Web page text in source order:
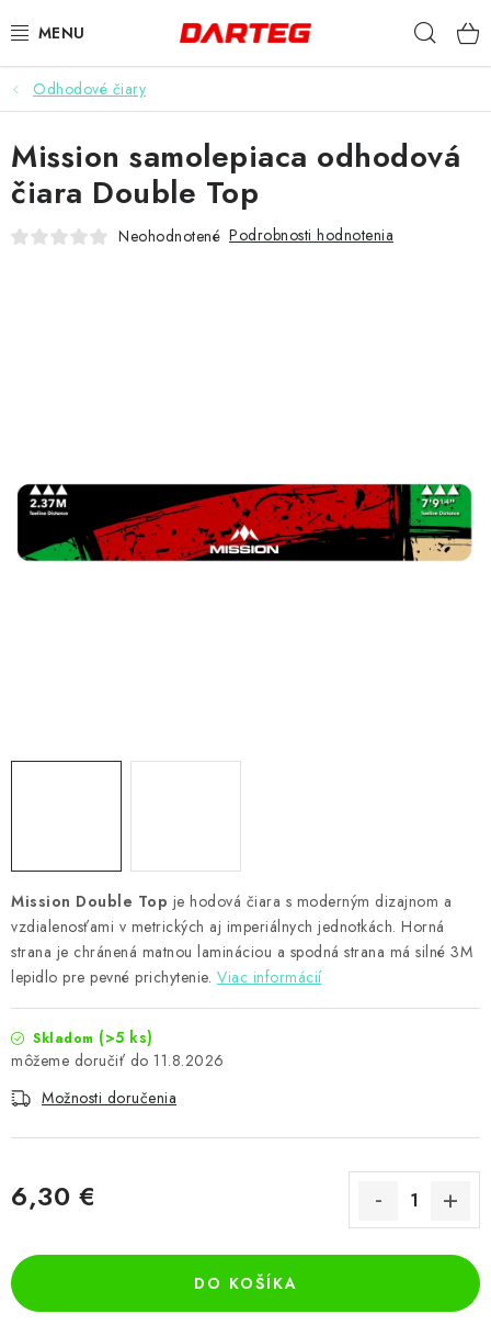
na
ŠÍPKY
TERČE
DOPLNKY K TERČU
PRÍSLUŠENSTVO
OBLEČENIE
Kontakty Hodnotenie obchodu
Odhodové čiary
Mission Double Top je hodová čiara s moderným dizajnom a
vzdialenosťami v metrických aj imperiálnych jednotkách. Horná
strana je chránená matnou lamináciou a spodná strana má silné 3M
lepidlo pre pevné prichytenie. Viac informácií
Skladom (>5 ks)
11.8.2026
Možnosti doručenia
6,30 €
DO KOŠÍKA
Mission samolepiaca odhodová
čiara Double Top
Neohodnotené Podrobnosti hodnotenia